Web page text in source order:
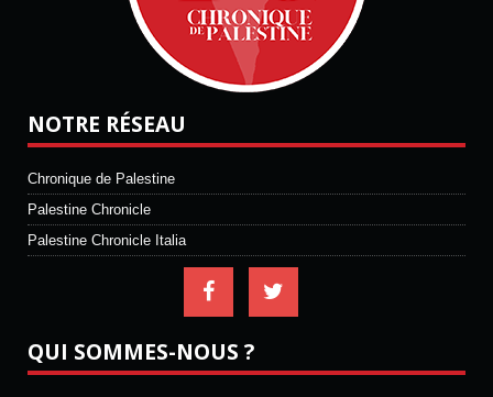
NOTRE RÉSEAU
Chronique de Palestine
Palestine Chronicle
Palestine Chronicle Italia
QUI SOMMES-NOUS ?